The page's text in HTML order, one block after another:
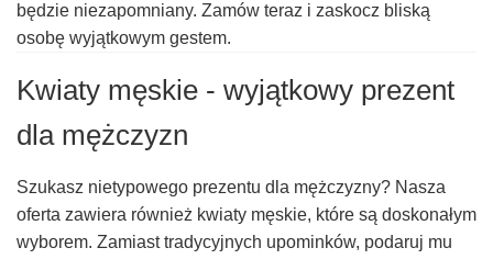
będzie niezapomniany. Zamów teraz i zaskocz bliską
osobę wyjątkowym gestem.
Kwiaty męskie - wyjątkowy prezent
dla mężczyzn
Szukasz nietypowego prezentu dla mężczyzny? Nasza
oferta zawiera również kwiaty męskie, które są doskonałym
wyborem. Zamiast tradycyjnych upominków, podaruj mu